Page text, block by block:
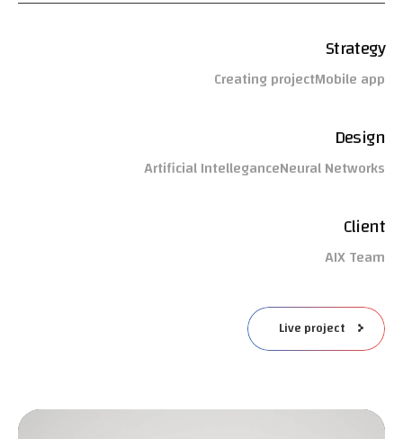
مشغل
Strategy
Creating projectMobile app
Design
Artificial IntelleganceNeural Networks
Client
AIX Team
Live project